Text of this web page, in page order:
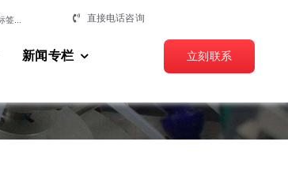
直接电话咨询
新闻专栏 立刻联系